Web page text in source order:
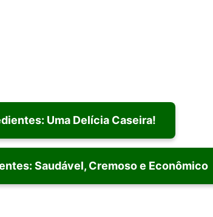
Uma Delícia Caseira!
Saudável, Cremoso e Econômico